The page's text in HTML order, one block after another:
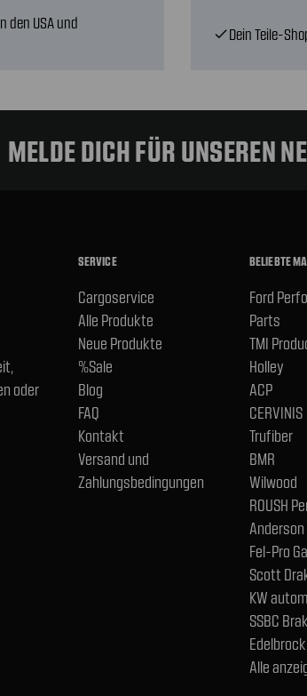
den USA und
checkDein Teile-
MELDE DICH FÜR UNSEREN
oder
SERVICE
Cargoservice
Alle Produkte
Neue Produkte
%Sale
Blog
FAQ
Kontakt
Versand und
Zahlungsbedingungen
BELIEBTE
Ford
Parts
TMI
Holley
ACP
CERVINIS
Trufiber
BMR
Wilwood
ROUSH
Fel-Pro
Scott
KW
SSBC
Edelbrock
Alle